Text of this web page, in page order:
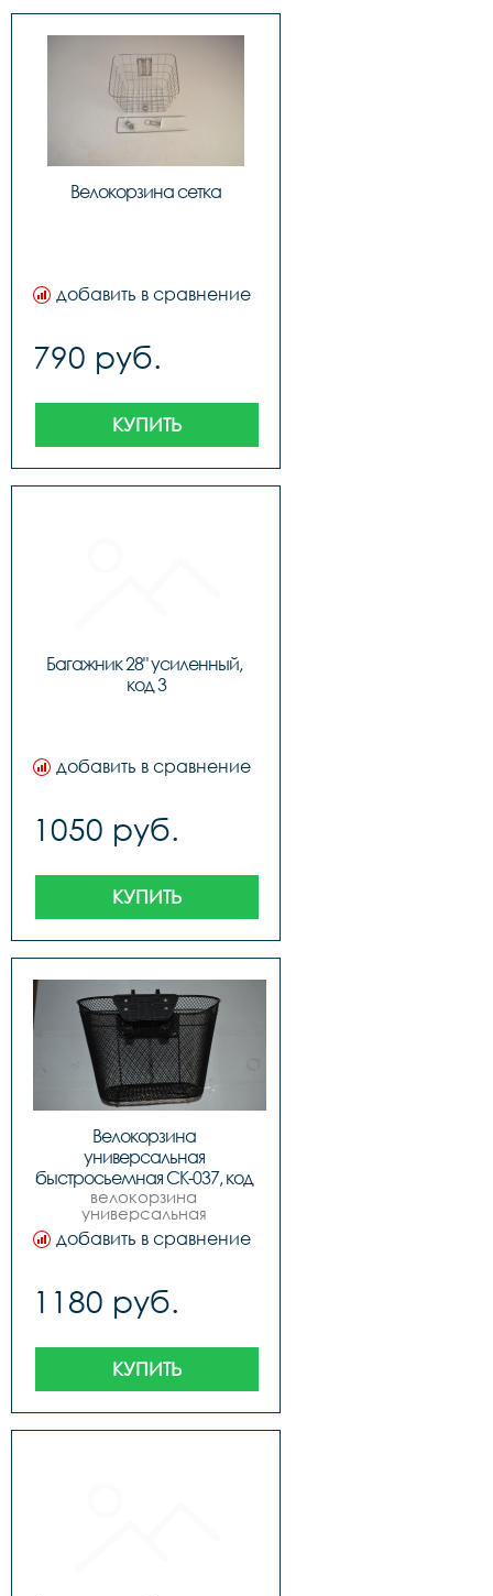
Велокорзина сетка
добавить в сравнение
790 руб.
КУПИТЬ
Багажник 28" усиленный,
код 3
добавить в сравнение
1050 руб.
КУПИТЬ
Велокорзина
универсальная
быстросьемная CK-037, код
40116
велокорзина
универсальная
быстросьемная ck-037,
код. 40116
добавить в сравнение
1180 руб.
КУПИТЬ